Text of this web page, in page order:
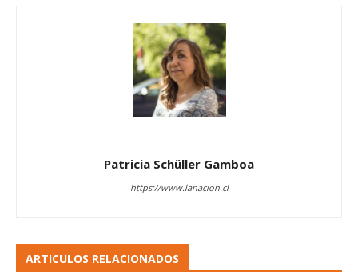
Patricia Schüller Gamboa
https://www.lanacion.cl
ARTICULOS RELACIONADOS